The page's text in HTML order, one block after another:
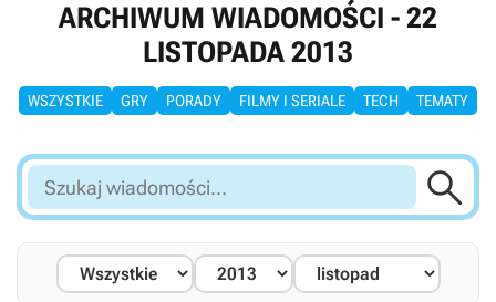
ARCHIWUM WIADOMOŚCI - 22
LISTOPADA 2013
WSZYSTKIE GRY PORADY FILMY I SERIALE TECH TEMATY
Szukaj
wiadomości...
